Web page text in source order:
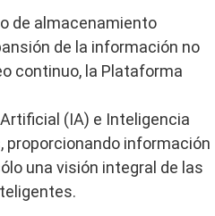
de almacenamiento
de la información no
continuo, la Plataforma
(IA) e Inteligencia
proporcionando información
una visión integral de las